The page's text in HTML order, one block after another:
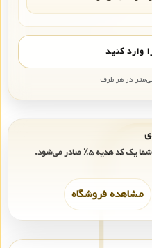
وارد کنید
شما یک کد هدیه۵٪ صادر می‌شود.
مشاهده فروشگاه